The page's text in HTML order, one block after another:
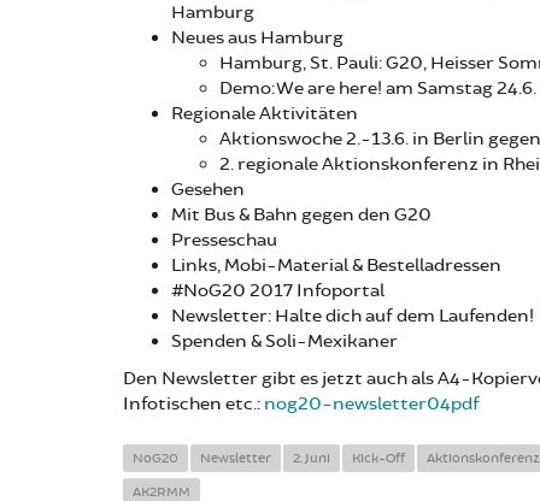
Hamburg
Neues aus Hamburg
Hamburg, St. Pauli: G20, Heisser
Demo: We are here! am Samstag
Regionale Aktivitäten
Aktionswoche 2.-13.6. in Berlin
2. regionale Aktionskonferenz in
Gesehen
Mit Bus & Bahn gegen den G20
Presseschau
Links, Mobi-Material & Bestelladressen
#NoG20 2017 Infoportal
Newsletter: Halte dich auf dem Laufenden!
Spenden & Soli-Mexikaner
Den Newsletter gibt es jetzt auch als A4-
Infotischen etc.: nog20-newsletter04pdf
NoG20 Newsletter 2. Juni Kick-Off Aktionskonferenz
AK2RMM